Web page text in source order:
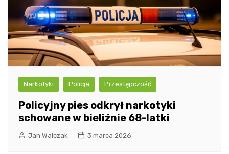
Narkotyki Policja Przestępczość
Policyjny pies odkrył narkotyki
schowane w bieliźnie 68-latki
Jan Walczak 3 marca 2026